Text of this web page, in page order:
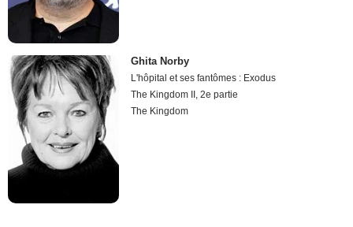
Ghita Norby
L'hôpital et ses fantômes : Exodus
The Kingdom II, 2e partie
The Kingdom